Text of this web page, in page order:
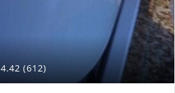
4.42 (612)